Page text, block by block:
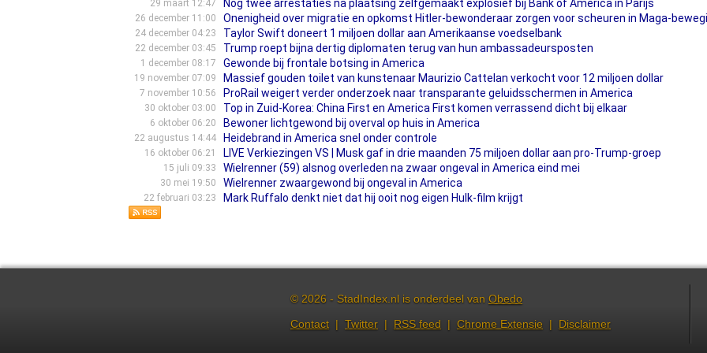
29 maart 12:47 Nog twee arrestaties na plaatsing zelfgemaakt explosief bij Bank of America in Parijs
26 december 11:00 Onenigheid over migratie en opkomst Hitler-bewonderaar zorgen voor scheuren in Maga-
24 december 04:23 Taylor Swift doneert 1 miljoen dollar aan Amerikaanse voedselbank
22 december 03:45 Trump roept bijna dertig diplomaten terug van hun ambassadeursposten
1 december 08:17 Gewonde bij frontale botsing in America
19 november 07:09 Massief gouden toilet van kunstenaar Maurizio Cattelan verkocht voor 12 miljoen dollar
7 november 10:56 ProRail weigert verder onderzoek naar transparante geluidsschermen in America
30 oktober 03:00 Top in Zuid-Korea: China First en America First komen verrassend dicht bij elkaar
6 oktober 06:20 Bewoner lichtgewond bij overval op huis in America
22 augustus 14:44 Heidebrand in America snel onder controle
16 oktober 06:21 LIVE Verkiezingen VS | Musk gaf in drie maanden 75 miljoen dollar aan pro-Trump-groep
15 juli 09:33 Wielrenner (59) alsnog overleden na zwaar ongeval in America eind mei
30 mei 19:50 Wielrenner zwaargewond bij ongeval in America
22 februari 03:23 Mark Ruffalo denkt niet dat hij ooit nog eigen Hulk-film krijgt
© 2026 - StadIndex.nl is onderdeel van Obedo
Contact | Twitter | RSS feed | Chrome Extensie | Disclaimer